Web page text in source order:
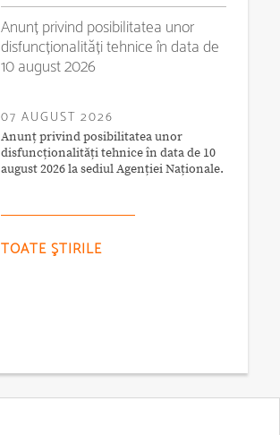
Anunț privind posibilitatea unor
disfuncționalități tehnice în data de
10 august 2026
07 AUGUST 2026
Anunț privind posibilitatea unor
disfuncționalități tehnice în data de 10
august 2026 la sediul Agenției Naționale.
TOATE ŞTIRILE